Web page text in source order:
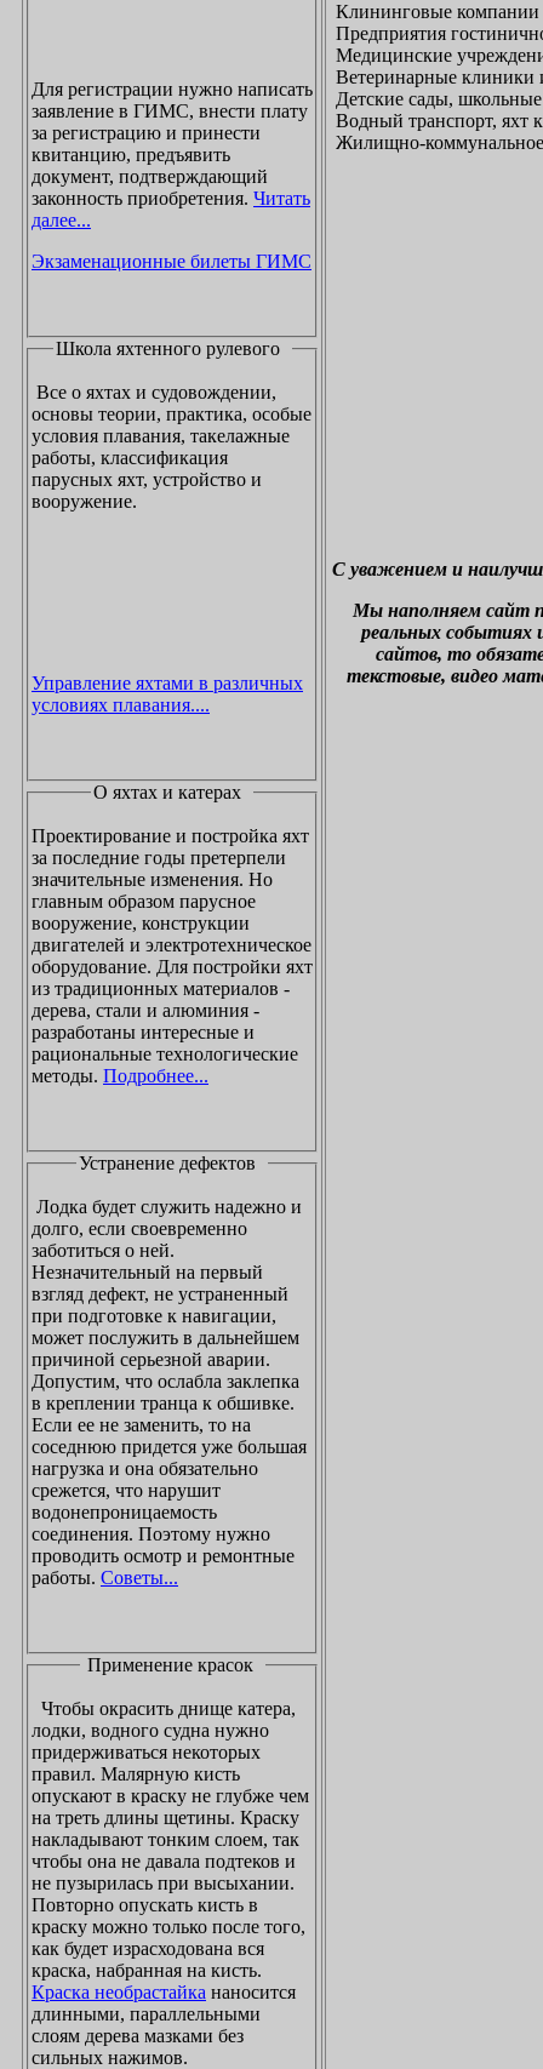
Для регистрации нужно написать
заявление в ГИМС, внести плату
за регистрацию и принести
квитанцию, предъявить
документ, подтверждающий
законность приобретения. Читать
далее...
Экзаменационные билеты ГИМС
Школа яхтенного рулевого
Все о яхтах и судовождении,
основы теории, практика, особые
условия плавания, такелажные
работы, классификация
парусных яхт, устройство и
вооружение.
Управление яхтами в различных
условиях плавания....
О яхтах и катерах
Проектирование и постройка яхт
за последние годы претерпели
значительные изменения. Но
главным образом парусное
вооружение, конструкции
двигателей и электротехническое
оборудование. Для постройки яхт
из традиционных материалов -
дерева, стали и алюминия -
разработаны интересные и
рациональные технологические
методы. Подробнее...
Устранение дефектов
Лодка будет служить надежно и
долго, если своевременно
заботиться о ней.
Незначительный на первый
взгляд дефект, не устраненный
при подготовке к навигации,
может послужить в дальнейшем
причиной серьезной аварии.
Допустим, что ослабла заклепка
в креплении транца к обшивке.
Если ее не заменить, то на
соседнюю придется уже большая
нагрузка и она обязательно
срежется, что нарушит
водонепроницаемость
соединения. Поэтому нужно
проводить осмотр и ремонтные
работы. Советы...
Применение красок
лодки, водного судна нужно
придерживаться некоторых
правил. Малярную кисть
опускают в краску не глубже чем
на треть длины щетины. Краску
накладывают тонким слоем, так
чтобы она не давала подтеков и
не пузырилась при высыхании.
Повторно опускать кисть в
краску можно только после того,
как будет израсходована вся
краска, набранная на кисть.
Краска необрастайка
длинными, параллельными
слоям дерева мазками без
сильных нажимов.
Клининговые компании
Предприятия
Медицинские
Ветеринарные клиники
Детские сады,
Водный транспорт,
Жилищно-коммунальное
С уважением и
Мы наполняем сайт
реальных событиях
сайтов, то
текстовые, видео